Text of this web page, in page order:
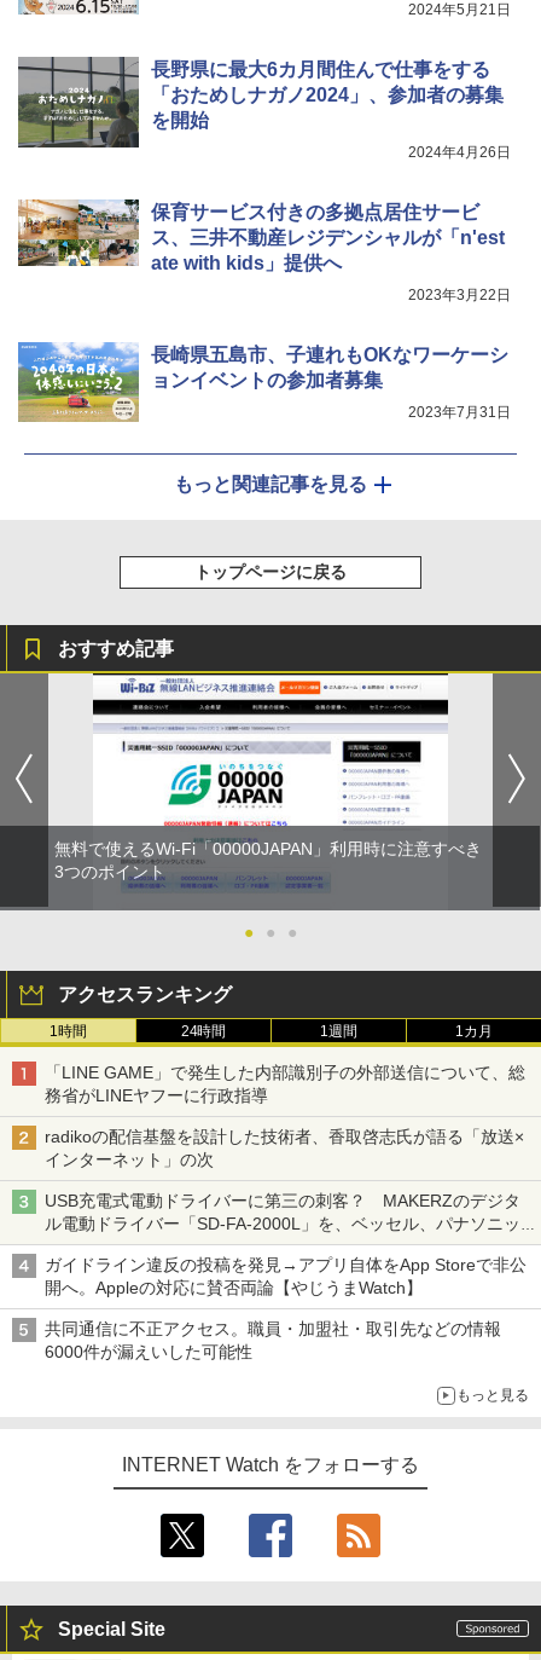
2024年5月21日
長野県に最大6カ月間住んで仕事をする
「おためしナガノ2024」、参加者の募集
を開始
2024年4月26日
保育サービス付きの多拠点居住サービ
ス、三井不動産レジデンシャルが「n'est
ate with kids」提供へ
2023年3月22日
長崎県五島市、子連れもOKなワーケーシ
ョンイベントの参加者募集
2023年7月31日
もっと関連記事を見る
トップページに戻る
おすすめ記事
無料で使えるWi-Fi「00000JAPAN」利用時に注意すべき
3つのポイント
● ● ●
アクセスランキング
1時間 24時間 1週間 1カ月
「LINE GAME」で発生した内部識別子の外部送信について、総
務省がLINEヤフーに行政指導
radikoの配信基盤を設計した技術者、香取啓志氏が語る「放送×
インターネット」の次
USB充電式電動ドライバーに第三の刺客？ MAKERZのデジタ
ル電動ドライバー「SD-FA-2000L」を、ベッセル、パナソニッ
クと比較してみた 【テレワークグッズ・ミニレビュー 第165
回】
ガイドライン違反の投稿を発見→アプリ自体をApp Storeで非公
開へ。Appleの対応に賛否両論【やじうまWatch】
共同通信に不正アクセス。職員・加盟社・取引先などの情報
6000件が漏えいした可能性
もっと見る
INTERNET Watch をフォローする
Special Site